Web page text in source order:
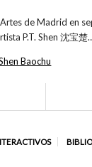
de Madrid en
P.T. Shen 沈宝楚
Baochu